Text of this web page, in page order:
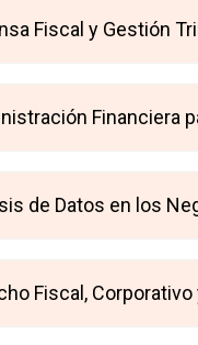
Fiscal y Gestión
Financiera
de Datos en los
Fiscal,